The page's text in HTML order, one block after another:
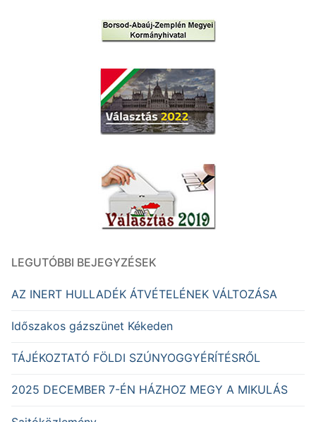
LEGUTÓBBI BEJEGYZÉSEK
AZ INERT HULLADÉK ÁTVÉTELÉNEK VÁLTOZÁSA
Időszakos gázszünet Kékeden
TÁJÉKOZTATÓ FÖLDI SZÚNYOGGYÉRÍTÉSRŐL
2025 DECEMBER 7-ÉN HÁZHOZ MEGY A MIKULÁS